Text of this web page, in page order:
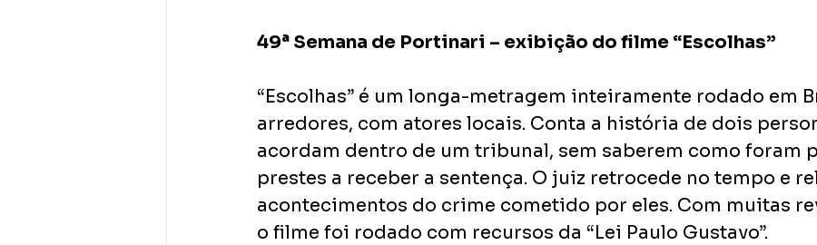
49ª Semana de Portinari – exibição do filme “Escolhas”
“Escolhas” é um longa-metragem inteiramente rodado em
arredores, com atores locais. Conta a história de dois
acordam dentro de um tribunal, sem saberem como foram
prestes a receber a sentença. O juiz retrocede no tempo e
acontecimentos do crime cometido por eles. Com muitas
o filme foi rodado com recursos da “Lei Paulo Gustavo”.